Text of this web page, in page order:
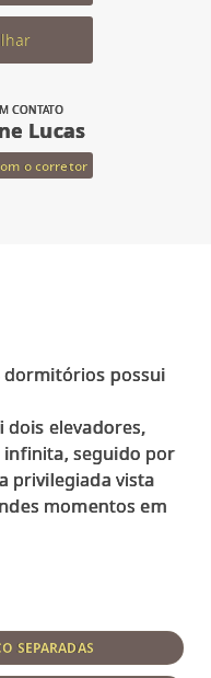
CONTATO
Lucas
o corretor
dormitórios possui
dois elevadores,
seguido por
privilegiada vista
momentos em
SEPARADAS